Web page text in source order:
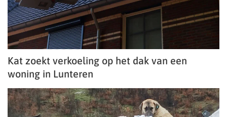
Kat zoekt verkoeling op het dak van een
woning in Lunteren